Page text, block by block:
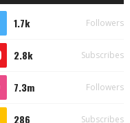
1.7k Followers
2.8k Subscribes
7.3m Followers
286 Subscribes